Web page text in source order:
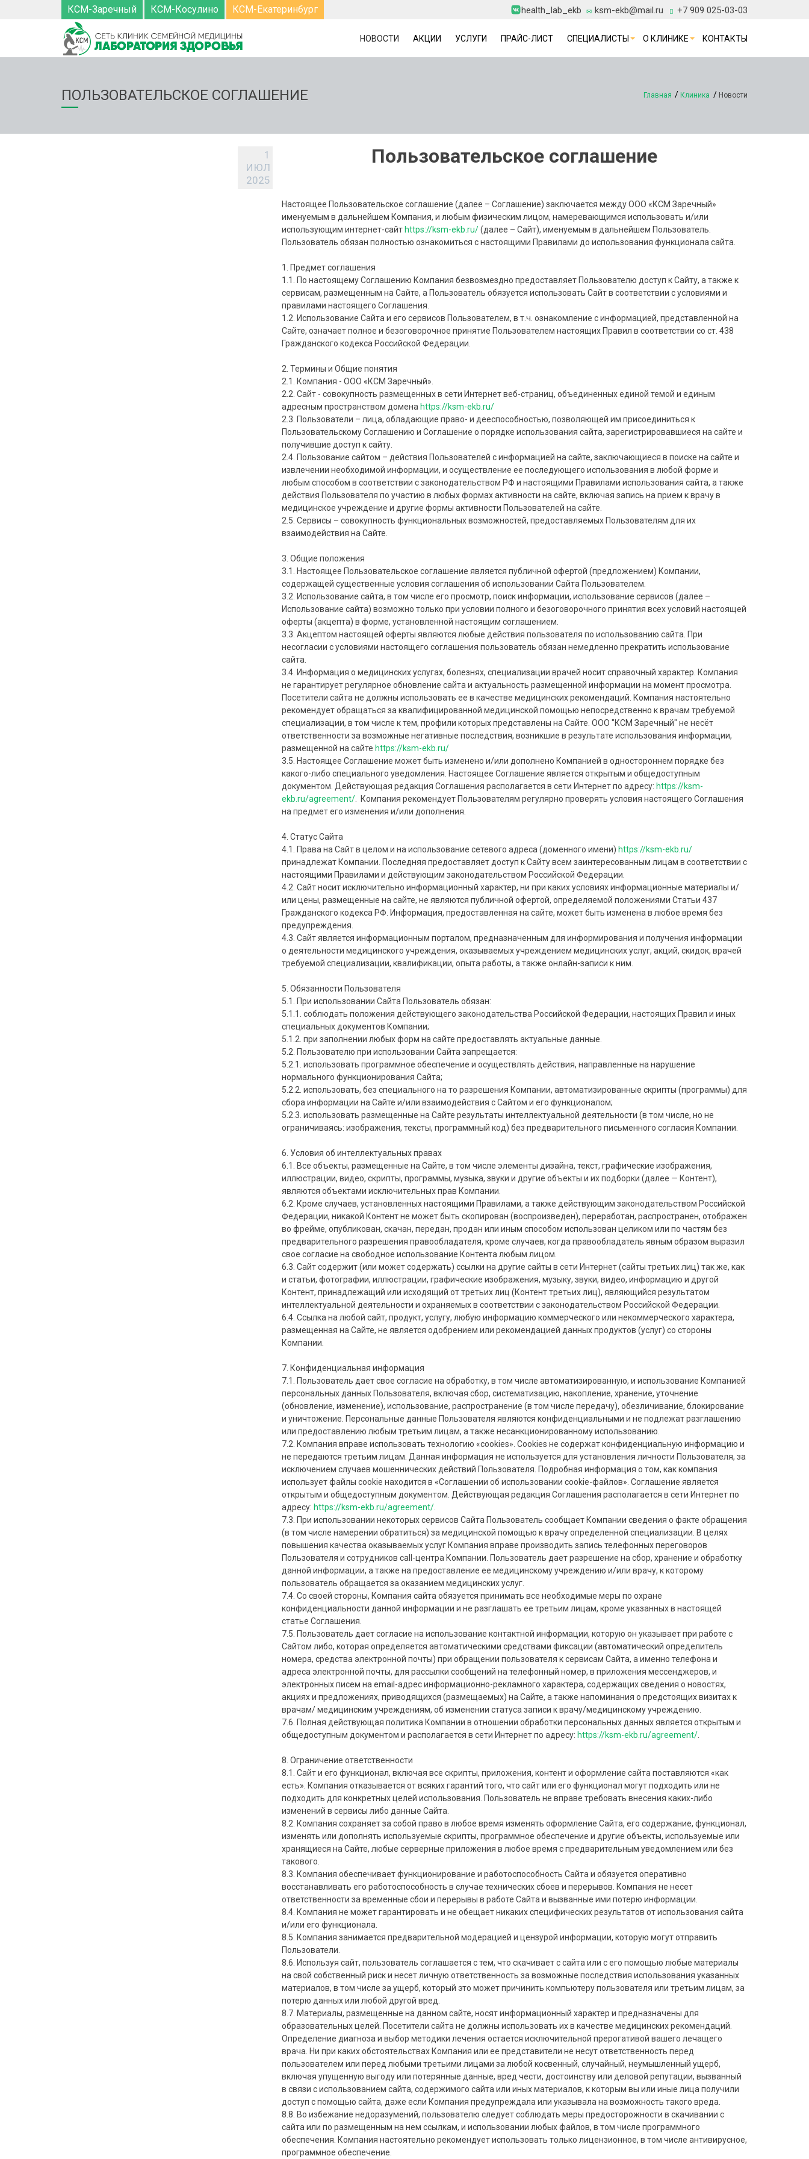
КСМ-Заречный КСМ-Косулино КСМ-Екатеринбург +7 909 025-03-03
ksm-ekb@mail.ru
health_lab_ekb
НОВОСТИ АКЦИИ УСЛУГИ ПРАЙС-ЛИСТ СПЕЦИАЛИСТЫ О КЛИНИКЕ КОНТАКТЫ
ПОЛЬЗОВАТЕЛЬСКОЕ СОГЛАШЕНИЕ Главная Клиника Новости
1
ИЮЛ
2025
Пользовательское соглашение
Настоящее Пользовательское соглашение (далее – Соглашение) заключается между ООО «КСМ Заречный»
именуемым в дальнейшем Компания, и любым физическим лицом, намеревающимся использовать и/или
использующим интернет-сайт https://ksm-ekb.ru/(далее – Сайт), именуемым в дальнейшем Пользователь.
Пользователь обязан полностью ознакомиться с настоящими Правилами до использования функционала сайта.
1. Предмет соглашения
1.1. По настоящему Соглашению Компания безвозмездно предоставляет Пользователю доступ к Сайту, а также к
сервисам, размещенным на Сайте, а Пользователь обязуется использовать Сайт в соответствии с условиями и
правилами настоящего Соглашения.
1.2. Использование Сайта и его сервисов Пользователем, в т.ч. ознакомление с информацией, представленной на
Сайте, означает полное и безоговорочное принятие Пользователем настоящих Правил в соответствии со ст. 438
Гражданского кодекса Российской Федерации.
2. Термины и Общие понятия
2.1. Компания - ООО «КСМ Заречный».
2.2. Сайт - совокупность размещенных в сети Интернет веб-страниц, объединенных единой темой и единым
адресным пространством домена https://ksm-ekb.ru/
2.3. Пользователи – лица, обладающие право- и дееспособностью, позволяющей им присоединиться к
Пользовательскому Соглашению и Соглашение о порядке использования сайта, зарегистрировавшиеся на сайте и
получившие доступ к сайту.
2.4. Пользование сайтом – действия Пользователей с информацией на сайте, заключающиеся в поиске на сайте и
извлечении необходимой информации, и осуществление ее последующего использования в любой форме и
любым способом в соответствии с законодательством РФ и настоящими Правилами использования сайта, а также
действия Пользователя по участию в любых формах активности на сайте, включая запись на прием к врачу в
медицинское учреждение и другие формы активности Пользователей на сайте.
2.5. Сервисы – совокупность функциональных возможностей, предоставляемых Пользователям для их
взаимодействия на Сайте.
3. Общие положения
3.1. Настоящее Пользовательское соглашение является публичной офертой (предложением) Компании,
содержащей существенные условия соглашения об использовании Сайта Пользователем.
3.2. Использование сайта, в том числе его просмотр, поиск информации, использование сервисов (далее –
Использование сайта) возможно только при условии полного и безоговорочного принятия всех условий настоящей
оферты (акцепта) в форме, установленной настоящим соглашением.
3.3. Акцептом настоящей оферты являются любые действия пользователя по использованию сайта. При
несогласии с условиями настоящего соглашения пользователь обязан немедленно прекратить использование
сайта.
3.4. Информация о медицинских услугах, болезнях, специализации врачей носит справочный характер. Компания
не гарантирует регулярное обновление сайта и актуальность размещенной информации на момент просмотра.
Посетители сайта не должны использовать ее в качестве медицинских рекомендаций. Компания настоятельно
рекомендует обращаться за квалифицированной медицинской помощью непосредственно к врачам требуемой
специализации, в том числе к тем, профили которых представлены на Сайте. ООО "КСМ Заречный" не несёт
ответственности за возможные негативные последствия, возникшие в результате использования информации,
размещенной на сайте https://ksm-ekb.ru/
3.5. Настоящее Соглашение может быть изменено и/или дополнено Компанией в одностороннем порядке без
какого-либо специального уведомления. Настоящее Соглашение является открытым и общедоступным
документом. Действующая редакция Соглашения располагается в сети Интернет по адресу: https://ksm-
ekb.ru/agreement/. Компания рекомендует Пользователям регулярно проверять условия настоящего Соглашения
на предмет его изменения и/или дополнения.
4. Статус Сайта
4.1. Права на Сайт в целом и на использование сетевого адреса (доменного имени) https://ksm-ekb.ru/
принадлежат Компании. Последняя предоставляет доступ к Сайту всем заинтересованным лицам в соответствии с
настоящими Правилами и действующим законодательством Российской Федерации.
4.2. Сайт носит исключительно информационный характер, ни при каких условиях информационные материалы и/
или цены, размещенные на сайте, не являются публичной офертой, определяемой положениями Статьи 437
Гражданского кодекса РФ. Информация, предоставленная на сайте, может быть изменена в любое время без
предупреждения.
4.3. Сайт является информационным порталом, предназначенным для информирования и получения информации
о деятельности медицинского учреждения, оказываемых учреждением медицинских услуг, акций, скидок, врачей
требуемой специализации, квалификации, опыта работы, а также онлайн-записи к ним.
5. Обязанности Пользователя
5.1. При использовании Сайта Пользователь обязан:
5.1.1. соблюдать положения действующего законодательства Российской Федерации, настоящих Правил и иных
специальных документов Компании;
5.1.2. при заполнении любых форм на сайте предоставлять актуальные данные.
5.2. Пользователю при использовании Сайта запрещается:
5.2.1. использовать программное обеспечение и осуществлять действия, направленные на нарушение
нормального функционирования Сайта;
5.2.2. использовать, без специального на то разрешения Компании, автоматизированные скрипты (программы) для
сбора информации на Сайте и/или взаимодействия с Сайтом и его функционалом;
5.2.3. использовать размещенные на Сайте результаты интеллектуальной деятельности (в том числе, но не
ограничиваясь: изображения, тексты, программный код) без предварительного письменного согласия Компании.
6. Условия об интеллектуальных правах
6.1. Все объекты, размещенные на Сайте, в том числе элементы дизайна, текст, графические изображения,
иллюстрации, видео, скрипты, программы, музыка, звуки и другие объекты и их подборки (далее — Контент),
являются объектами исключительных прав Компании.
6.2. Кроме случаев, установленных настоящими Правилами, а также действующим законодательством Российской
Федерации, никакой Контент не может быть скопирован (воспроизведен), переработан, распространен, отображен
во фрейме, опубликован, скачан, передан, продан или иным способом использован целиком или по частям без
предварительного разрешения правообладателя, кроме случаев, когда правообладатель явным образом выразил
свое согласие на свободное использование Контента любым лицом.
6.3. Сайт содержит (или может содержать) ссылки на другие сайты в сети Интернет (сайты третьих лиц) так же, как
и статьи, фотографии, иллюстрации, графические изображения, музыку, звуки, видео, информацию и другой
Контент, принадлежащий или исходящий от третьих лиц (Контент третьих лиц), являющийся результатом
интеллектуальной деятельности и охраняемых в соответствии с законодательством Российской Федерации.
6.4. Ссылка на любой сайт, продукт, услугу, любую информацию коммерческого или некоммерческого характера,
размещенная на Сайте, не является одобрением или рекомендацией данных продуктов (услуг) со стороны
Компании.
7. Конфиденциальная информация
7.1. Пользователь дает свое согласие на обработку, в том числе автоматизированную, и использование Компанией
персональных данных Пользователя, включая сбор, систематизацию, накопление, хранение, уточнение
(обновление, изменение), использование, распространение (в том числе передачу), обезличивание, блокирование
и уничтожение. Персональные данные Пользователя являются конфиденциальными и не подлежат разглашению
или предоставлению любым третьим лицам, а также несанкционированному использованию.
7.2. Компания вправе использовать технологию «cookies». Cookies не содержат конфиденциальную информацию и
не передаются третьим лицам. Данная информация не используется для установления личности Пользователя, за
исключением случаев мошеннических действий Пользователя. Подробная информация о том, как компания
использует файлы cookie находится в «Соглашении об использовании cookie-файлов». Соглашение является
открытым и общедоступным документом. Действующая редакция Соглашения располагается в сети Интернет по
адресу: https://ksm-ekb.ru/agreement/.
7.3. При использовании некоторых сервисов Сайта Пользователь сообщает Компании сведения о факте обращения
(в том числе намерении обратиться) за медицинской помощью к врачу определенной специализации. В целях
повышения качества оказываемых услуг Компания вправе производить запись телефонных переговоров
Пользователя и сотрудников call-центра Компании. Пользователь дает разрешение на сбор, хранение и обработку
данной информации, а также на предоставление ее медицинскому учреждению и/или врачу, к которому
пользователь обращается за оказанием медицинских услуг.
7.4. Со своей стороны, Компания сайта обязуется принимать все необходимые меры по охране
конфиденциальности данной информации и не разглашать ее третьим лицам, кроме указанных в настоящей
статье Соглашения.
7.5. Пользователь дает согласие на использование контактной информации, которую он указывает при работе с
Сайтом либо, которая определяется автоматическими средствами фиксации (автоматический определитель
номера, средства электронной почты) при обращении пользователя к сервисам Сайта, а именно телефона и
адреса электронной почты, для рассылки сообщений на телефонный номер, в приложения мессенджеров, и
электронных писем на email-адрес информационно-рекламного характера, содержащих сведения о новостях,
акциях и предложениях, приводящихся (размещаемых) на Сайте, а также напоминания о предстоящих визитах к
врачам/ медицинским учреждениям, об изменении статуса записи к врачу/медицинскому учреждению.
7.6. Полная действующая политика Компании в отношении обработки персональных данных является открытым и
общедоступным документом и располагается в сети Интернет по адресу: https://ksm-ekb.ru/agreement/.
8. Ограничение ответственности
8.1. Сайт и его функционал, включая все скрипты, приложения, контент и оформление сайта поставляются «как
есть». Компания отказывается от всяких гарантий того, что сайт или его функционал могут подходить или не
подходить для конкретных целей использования. Пользователь не вправе требовать внесения каких-либо
изменений в сервисы либо данные Сайта.
8.2. Компания сохраняет за собой право в любое время изменять оформление Сайта, его содержание, функционал,
изменять или дополнять используемые скрипты, программное обеспечение и другие объекты, используемые или
хранящиеся на Сайте, любые серверные приложения в любое время с предварительным уведомлением или без
такового.
8.3. Компания обеспечивает функционирование и работоспособность Сайта и обязуется оперативно
восстанавливать его работоспособность в случае технических сбоев и перерывов. Компания не несет
ответственности за временные сбои и перерывы в работе Сайта и вызванные ими потерю информации.
8.4. Компания не может гарантировать и не обещает никаких специфических результатов от использования сайта
и/или его функционала.
8.5. Компания занимается предварительной модерацией и цензурой информации, которую могут отправить
Пользователи.
8.6. Используя сайт, пользователь соглашается с тем, что скачивает с сайта или с его помощью любые материалы
на свой собственный риск и несет личную ответственность за возможные последствия использования указанных
материалов, в том числе за ущерб, который это может причинить компьютеру пользователя или третьим лицам, за
потерю данных или любой другой вред.
8.7. Материалы, размещенные на данном сайте, носят информационный характер и предназначены для
образовательных целей. Посетители сайта не должны использовать их в качестве медицинских рекомендаций.
Определение диагноза и выбор методики лечения остается исключительной прерогативой вашего лечащего
врача. Ни при каких обстоятельствах Компания или ее представители не несут ответственность перед
пользователем или перед любыми третьими лицами за любой косвенный, случайный, неумышленный ущерб,
включая упущенную выгоду или потерянные данные, вред чести, достоинству или деловой репутации, вызванный
в связи с использованием сайта, содержимого сайта или иных материалов, к которым вы или иные лица получили
доступ с помощью сайта, даже если Компания предупреждала или указывала на возможность такого вреда.
8.8. Во избежание недоразумений, пользователю следует соблюдать меры предосторожности в скачивании с
сайта или по размещенным на нем ссылкам, и использовании любых файлов, в том числе программного
обеспечения. Компания настоятельно рекомендует использовать только лицензионное, в том числе антивирусное,
программное обеспечение.